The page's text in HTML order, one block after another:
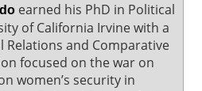
earned his PhD in Political
of California Irvine with a
and Comparative
focused on the war on
women’s security in